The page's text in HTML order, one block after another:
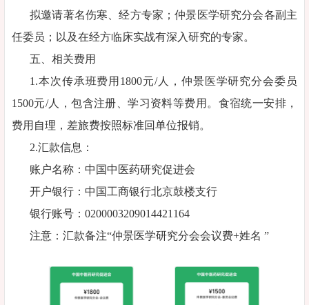
拟邀请著名伤寒、经方专家；仲景医学研究分会各副主
任委员；以及在经方临床实战有深入研究的专家。
五、相关费用
1.本次传承班费用1800元/人，仲景医学研究分会委员
1500元/人，包含注册、学习资料等费用。食宿统一安排，
费用自理，差旅费按照标准回单位报销。
2.汇款信息：
账户名称：中国中医药研究促进会
开户银行：中国工商银行北京鼓楼支行
银行账号：0200003209014421164
注意：汇款备注“仲景医学研究分会会议费+姓名 ”